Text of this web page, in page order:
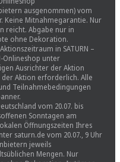
ausgenommen) vom
Keine Mitnahmegarantie. Nur
reicht. Abgabe nur in
ohne Dekoration.
in SATURN –
Onlineshop unter
Ausrichter der Aktion
Aktion erforderlich. Alle
Teilnahmebedingungen
vom 20.07. bis
Sonntagen am
Öffnungszeiten Ihres
saturn.de vom 20.07., 9 Uhr
jeweils
Mengen. Nur